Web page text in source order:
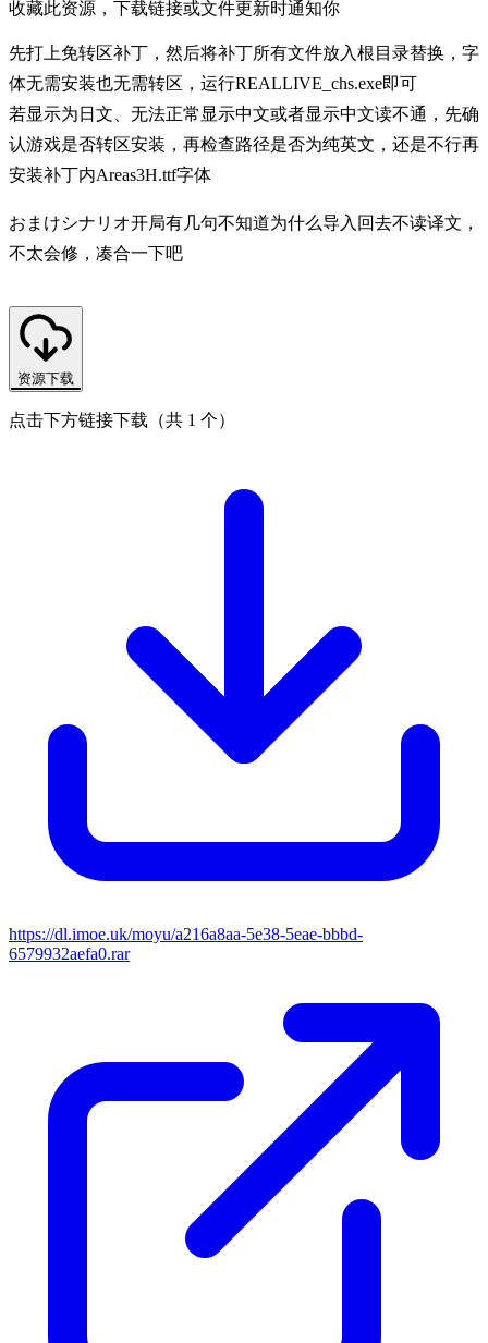
收藏此资源，下载链接或文件更新时通知你
先打上免转区补丁，然后将补丁所有文件放入根目录替换，字
体无需安装也无需转区，运行REALLIVE_chs.exe即可
若显示为日文、无法正常显示中文或者显示中文读不通，先确
认游戏是否转区安装，再检查路径是否为纯英文，还是不行再
安装补丁内Areas3H.ttf字体
おまけシナリオ开局有几句不知道为什么导入回去不读译文，
不太会修，凑合一下吧
资源下载
点击下方链接下载（共 1 个）
https://dl.imoe.uk/moyu/a216a8aa-5e38-5eae-bbbd-
6579932aefa0.rar